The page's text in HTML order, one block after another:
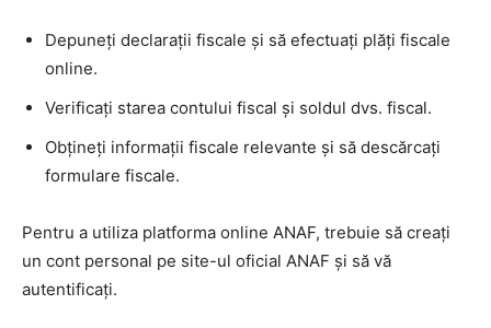
Depuneți declarații fiscale și să efectuați plăți fiscale
online.
Verificați starea contului fiscal și soldul dvs. fiscal.
Obțineți informații fiscale relevante și să descărcați
formulare fiscale.
Pentru a utiliza platforma online ANAF, trebuie să creați
un cont personal pe site-ul oficial ANAF și să vă
autentificați.